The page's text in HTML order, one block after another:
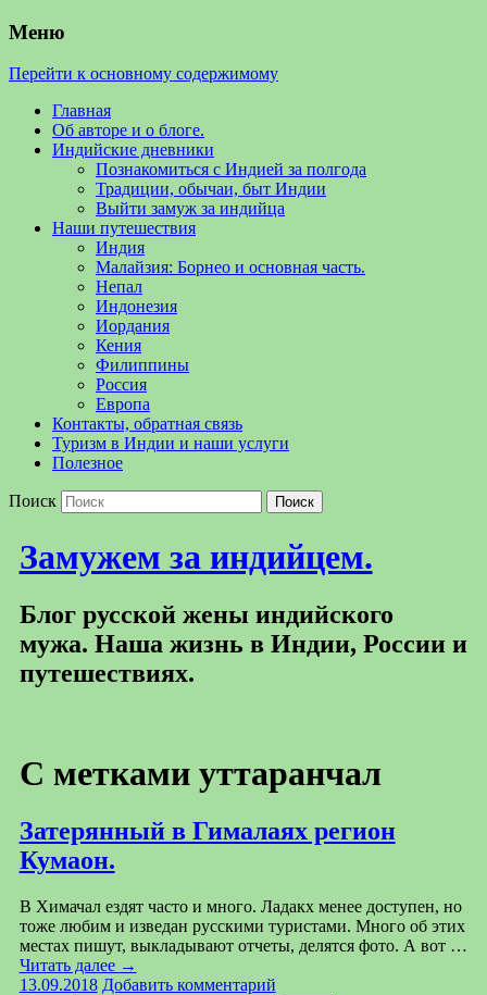
Меню
Перейти к основному содержимому
Главная
Об авторе и о блоге.
Индийские дневники
Познакомиться с Индией за полгода
Традиции, обычаи, быт Индии
Выйти замуж за индийца
Наши путешествия
Индия
Малайзия: Борнео и основная часть.
Непал
Индонезия
Иордания
Кения
Филиппины
Россия
Европа
Контакты, обратная связь
Туризм в Индии и наши услуги
Полезное
Поиск
Замужем за индийцем.
Блог русской жены индийского
мужа. Наша жизнь в Индии, России и
путешествиях.
С метками уттаранчал
Затерянный в Гималаях регион
Кумаон.
В Химачал ездят часто и много. Ладакх менее доступен, но
тоже любим и изведан русскими туристами. Много об этих
местах пишут, выкладывают отчеты, делятся фото. А вот …
Читать далее →
13.09.2018 Добавить комментарий